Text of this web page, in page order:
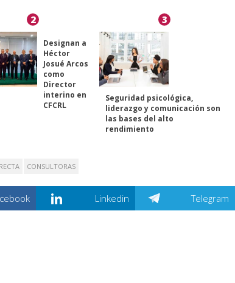
2
Designan a
Héctor
Josué Arcos
como
Director
interino en
CFCRL
3
Seguridad psicológica,
liderazgo y comunicación son
las bases del alto
rendimiento
CONSULTORAS
Linkedin Telegram